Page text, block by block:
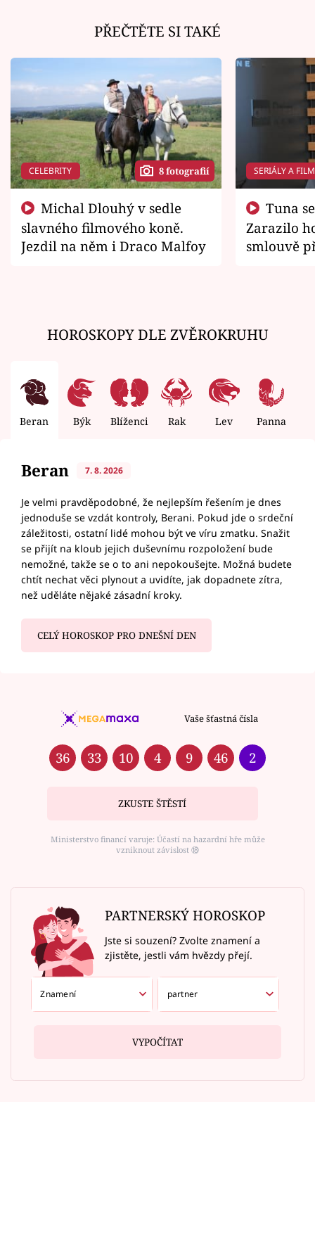
PŘEČTĚTE SI TAKÉ
CELEBRITY 8 fotografií
slavného filmového koně.
Jezdil na něm i Draco Malfoy
SERIÁLY A
Zarazilo
smlouvě
HOROSKOPY DLE ZVĚROKRUHU
Beran Býk Blíženci Rak Lev Panna
Beran 7. 8. 2026
Je velmi pravděpodobné, že nejlepším řešením je dnes
jednoduše se vzdát kontroly, Berani. Pokud jde o srdeční
záležitosti, ostatní lidé mohou být ve víru zmatku. Snažit
se přijít na kloub jejich duševnímu rozpoložení bude
nemožné, takže se o to ani nepokoušejte. Možná budete
chtít nechat věci plynout a uvidíte, jak dopadnete zítra,
než uděláte nějaké zásadní kroky.
CELÝ HOROSKOP PRO DNEŠNÍ DEN
Vaše šťastná čísla
36 33 10 4 9 46 2
ZKUSTE ŠTĚSTÍ
Ministerstvo financí varuje: Účastí na hazardní hře může
vzniknout závislost ⑱
PARTNERSKÝ HOROSKOP
Jste si souzení? Zvolte znamení a
zjistěte, jestli vám hvězdy přejí.
VYPOČÍTAT